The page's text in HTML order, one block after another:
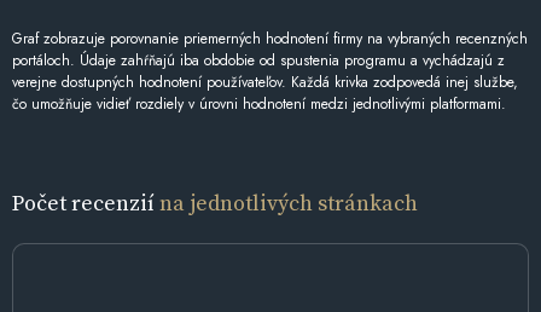
Graf zobrazuje porovnanie priemerných hodnotení firmy na vybraných recenzných
portáloch. Údaje zahŕňajú iba obdobie od spustenia programu a vychádzajú z
verejne dostupných hodnotení používateľov. Každá krivka zodpovedá inej službe,
čo umožňuje vidieť rozdiely v úrovni hodnotení medzi jednotlivými platformami.
Počet recenziína jednotlivých stránkach